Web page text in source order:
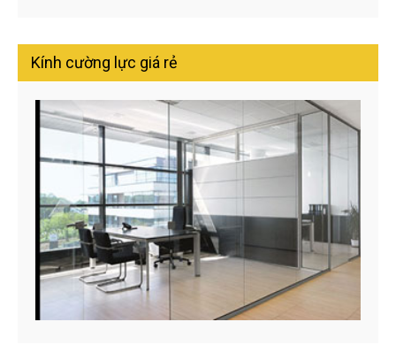
Kính cường lực giá rẻ